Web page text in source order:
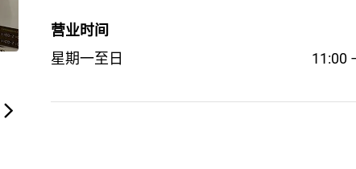
营业时间
星期一至日
11:00